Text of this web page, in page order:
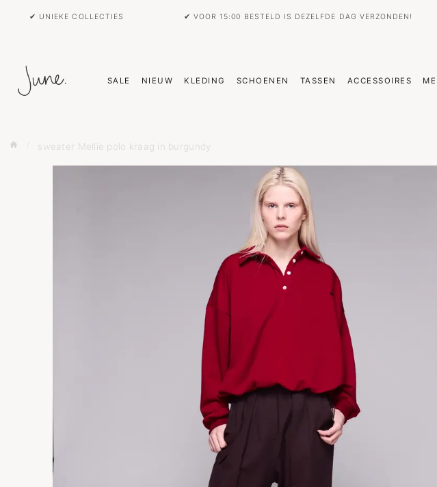
✔ UNIEKE COLLECTIES ✔ VOOR 15:00 BESTELD IS DEZELFDE DAG VERZONDEN!
SALE NIEUW KLEDING SCHOENEN TASSEN ACCESSOIRES
sweater Mellie polo kraag in burgundy